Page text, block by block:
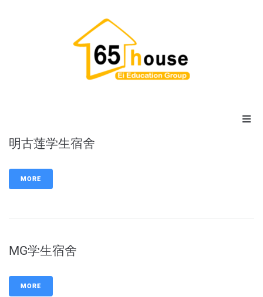
明古莲学生宿舍
MORE
MG学生宿舍
MORE